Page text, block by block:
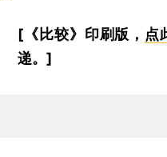
[《比较》印刷版， 点
递。]